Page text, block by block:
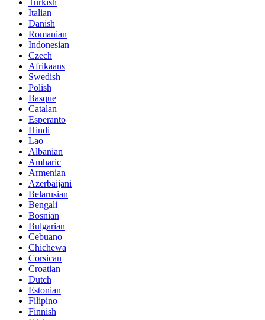
Italian
Danish
Romanian
Indonesian
Czech
Afrikaans
Swedish
Polish
Basque
Catalan
Esperanto
Hindi
Lao
Albanian
Amharic
Armenian
Azerbaijani
Belarusian
Bengali
Bosnian
Bulgarian
Cebuano
Chichewa
Corsican
Croatian
Dutch
Estonian
Filipino
Finnish